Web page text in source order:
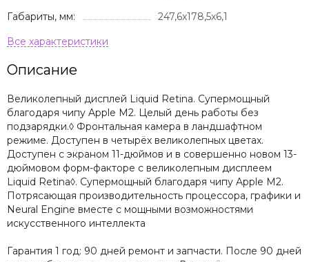
Габариты, мм:
247,6x178,5x6,1
Описание
Великолепный дисплей Liquid Retina. Супермощный
благодаря чипу Apple M2. Целый день работы без
подзарядки.◊ Фронтальная камера в ландшафтном
режиме. Доступен в четырёх великолепных цветах.
Доступен с экраном 11-дюймов и в совершенно новом 13-
дюймовом форм-факторе с великолепным дисплеем
Liquid Retina◊. Супермощный благодаря чипу Apple M2.
Потрясающая производительность процессора, графики и
Neural Engine вместе с мощными возможностями
искусственного интеллекта
Гарантия 1 год: 90 дней ремонт и запчасти. После 90 дней